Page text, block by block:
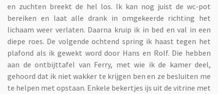
en zuchten breekt de hel los. Ik kan nog juist de wc-pot
bereiken en laat alle drank in omgekeerde richting het
lichaam weer verlaten. Daarna kruip ik in bed en val in een
diepe roes. De volgende ochtend spring ik haast tegen het
plafond als ik gewekt word door Hans en Rolf. Die hebben
aan de ontbijttafel van Ferry, met wie ik de kamer deel,
gehoord dat ik niet wakker te krijgen ben en ze besluiten me
te helpen met opstaan. Enkele bekertjes ijs uit de vitrine met